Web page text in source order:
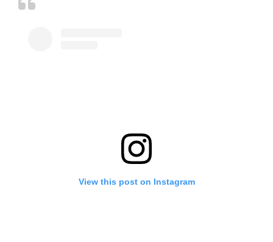
View this post on Instagram